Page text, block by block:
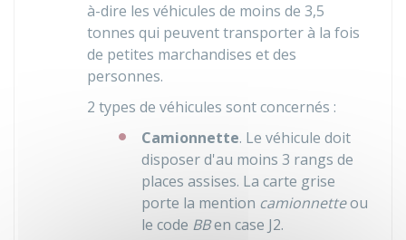
à-dire les véhicules de moins de 3,5
tonnes qui peuvent transporter à la fois
de petites marchandises et des
personnes.
2 types de véhicules sont concernés :
Camionnette. Le véhicule doit
disposer d'au moins 3 rangs de
places assises. La carte grise
porte la mention camionnetteou
le code BBen case J2.